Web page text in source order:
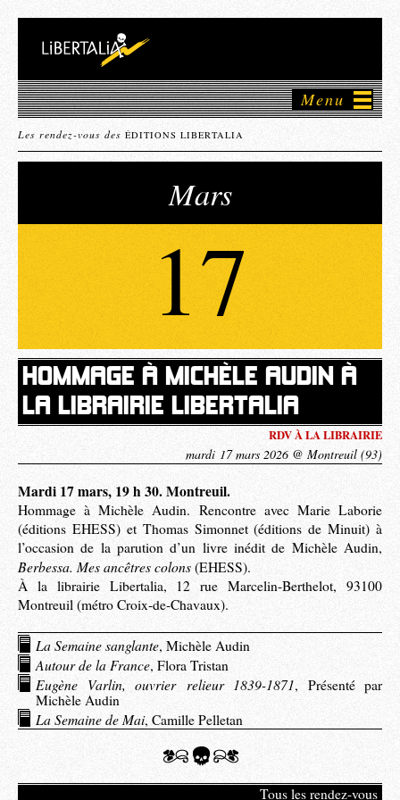
Menu
Les rendez-vous des ÉDITIONS LIBERTALIA
HOMMAGE À MICHÈLE AUDIN À
LA LIBRAIRIE LIBERTALIA
RDV À LA LIBRAIRIE
mardi 17 mars 2026 @ Montreuil (93)
17
Mars
Mardi 17 mars, 19 h 30. Montreuil.
Hommage à Michèle Audin. Rencontre avec Marie Laborie
(éditions EHESS) et Thomas Simonnet (éditions de Minuit) à
l’occasion de la parution d’un livre inédit de Michèle Audin,
Berbessa. Mes ancêtres colons (EHESS).
À la librairie Libertalia, 12 rue Marcelin-Berthelot, 93100
Montreuil (métro Croix-de-Chavaux).
La Semaine sanglante, Michèle Audin
Autour de la France, Flora Tristan
Eugène Varlin, ouvrier relieur 1839-1871, Présenté par
Michèle Audin
La Semaine de Mai, Camille Pelletan
Tous les rendez-vous